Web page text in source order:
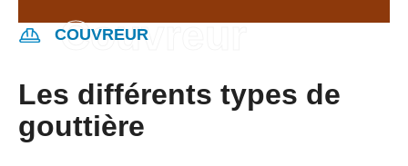
COUVREUR
Les différents types de
gouttière